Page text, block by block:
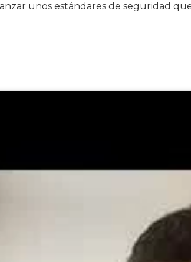
unos estándares de seguridad